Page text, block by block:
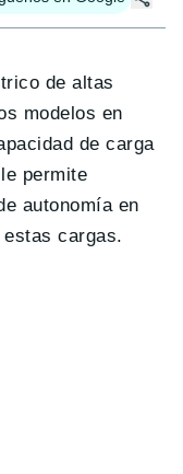
de altas
modelos en
de carga
permite
autonomía en
cargas.